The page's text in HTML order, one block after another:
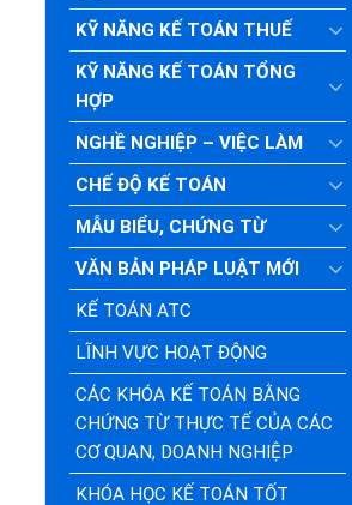
KỸ NĂNG KẾ TOÁN THUẾ
KỸ NĂNG KẾ TOÁN TỔNG
HỢP
NGHỀ NGHIỆP – VIỆC LÀM
CHẾ ĐỘ KẾ TOÁN
MẪU BIỂU, CHỨNG TỪ
VĂN BẢN PHÁP LUẬT MỚI
KẾ TOÁN ATC
LĨNH VỰC HOẠT ĐỘNG
CÁC KHÓA KẾ TOÁN BẰNG
CHỨNG TỪ THỰC TẾ CỦA CÁC
CƠ QUAN, DOANH NGHIỆP
KHÓA HỌC KẾ TOÁN TỐT